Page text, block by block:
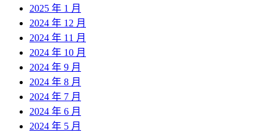
2025 年 1 月
2024 年 12 月
2024 年 11 月
2024 年 10 月
2024 年 9 月
2024 年 8 月
2024 年 7 月
2024 年 6 月
2024 年 5 月